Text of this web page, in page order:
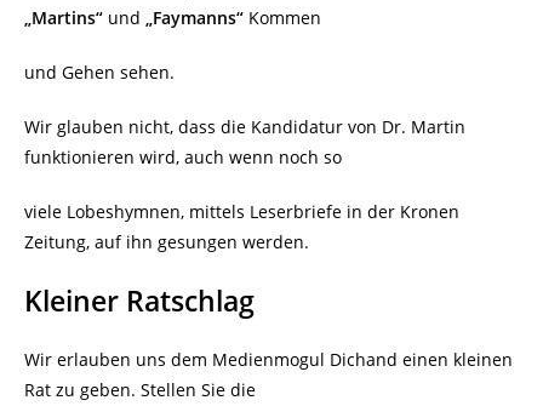
„Martins“ und „Faymanns“ Kommen
und Gehen sehen.
Wir glauben nicht, dass die Kandidatur von Dr. Martin
funktionieren wird, auch wenn noch so
viele Lobeshymnen, mittels Leserbriefe in der Kronen
Zeitung, auf ihn gesungen werden.
Kleiner Ratschlag
Wir erlauben uns dem Medienmogul Dichand einen kleinen
Rat zu geben. Stellen Sie die